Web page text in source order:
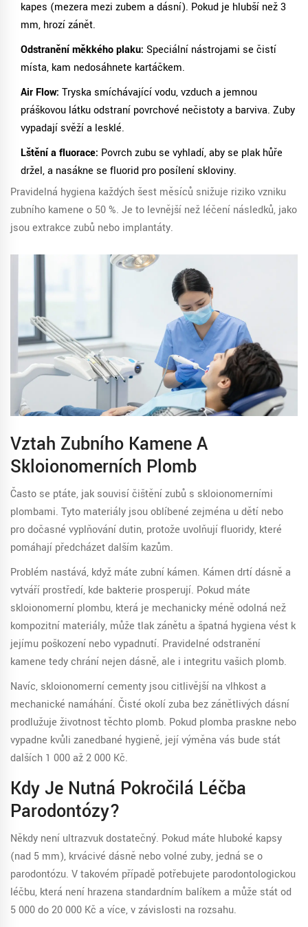
kapes (mezera mezi zubem a dásní). Pokud je hlubší než 3
mm, hrozí zánět.
Odstranění měkkého plaku: Speciální nástrojami se čistí
místa, kam nedosáhnete kartáčkem.
Air Flow: Tryska smíchávající vodu, vzduch a jemnou
práškovou látku odstraní povrchové nečistoty a barviva. Zuby
vypadají svěží a lesklé.
Lštění a fluorace: Povrch zubu se vyhladí, aby se plak hůře
držel, a nasákne se fluorid pro posílení skloviny.
Pravidelná hygiena každých šest měsíců snižuje riziko vzniku
zubního kamene o 50 %. Je to levnější než léčení následků, jako
jsou extrakce zubů nebo implantáty.
Vztah Zubního Kamene A
Skloionomerních Plomb
Často se ptáte, jak souvisí čištění zubů s skloionomerními
plombami. Tyto materiály jsou oblíbené zejména u dětí nebo
pro dočasné vyplňování dutin, protože uvolňují fluoridy, které
pomáhají předcházet dalším kazům.
Problém nastává, když máte zubní kámen. Kámen drtí dásně a
vytváří prostředí, kde bakterie prosperují. Pokud máte
skloionomerní plombu, která je mechanicky méně odolná než
kompozitní materiály, může tlak zánětu a špatná hygiena vést k
jejímu poškození nebo vypadnutí. Pravidelné odstranění
kamene tedy chrání nejen dásně, ale i integritu vašich plomb.
Navíc, skloionomerní cementy jsou citlivější na vlhkost a
mechanické namáhání. Čisté okolí zuba bez zánětlivých dásní
prodlužuje životnost těchto plomb. Pokud plomba praskne nebo
vypadne kvůli zanedbané hygieně, její výměna vás bude stát
dalších 1 000 až 2 000 Kč.
Kdy Je Nutná Pokročilá Léčba
Parodontózy?
Někdy není ultrazvuk dostatečný. Pokud máte hluboké kapsy
(nad 5 mm), krvácivé dásně nebo volné zuby, jedná se o
parodontózu. V takovém případě potřebujete parodontologickou
léčbu, která není hrazena standardním balíkem a může stát od
5 000 do 20 000 Kč a více, v závislosti na rozsahu.